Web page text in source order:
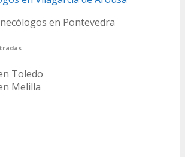
en Pontevedra
Toledo
Melilla